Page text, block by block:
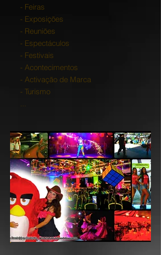
- Feiras
- Exposições
- Reuniões
- Espectáculos
- Festivais
- Acontecimentos
- Activação de Marca
- Turismo
...